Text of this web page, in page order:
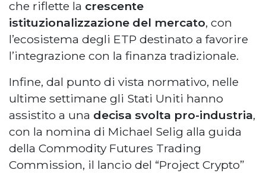
che riflette la crescente
istituzionalizzazione del mercato, con
l’ecosistema degli ETP destinato a favorire
l’integrazione con la finanza tradizionale.
Infine, dal punto di vista normativo, nelle
ultime settimane gli Stati Uniti hanno
assistito a una decisa svolta pro-industria,
con la nomina di Michael Selig alla guida
della Commodity Futures Trading
Commission, il lancio del “Project Crypto”